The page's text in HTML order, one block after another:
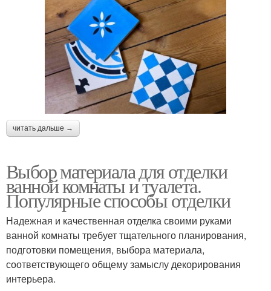
читать дальше →
Выбор материала для отделки
ванной комнаты и туалета.
Популярные способы отделки
Надежная и качественная отделка своими руками
ванной комнаты требует тщательного планирования,
подготовки помещения, выбора материала,
соответствующего общему замыслу декорирования
интерьера.